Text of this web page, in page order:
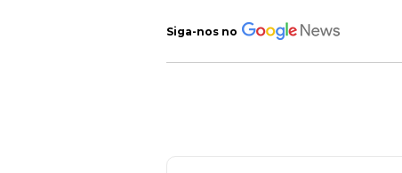
Siga-nos no